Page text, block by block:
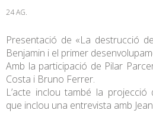
24 AG.
Presentació de «La destrucció
Benjamin i el primer
Amb la participació de Pilar
Costa i Bruno Ferrer.
L’acte inclou també la projecció
que inclou una entrevista amb